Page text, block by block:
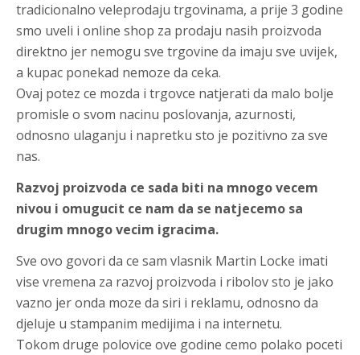
tradicionalno veleprodaju trgovinama, a prije 3 godine
smo uveli i online shop za prodaju nasih proizvoda
direktno jer nemogu sve trgovine da imaju sve uvijek,
a kupac ponekad nemoze da ceka.
Ovaj potez ce mozda i trgovce natjerati da malo bolje
promisle o svom nacinu poslovanja, azurnosti,
odnosno ulaganju i napretku sto je pozitivno za sve
nas.
Razvoj proizvoda ce sada biti na mnogo vecem
nivou i omugucit ce nam da se natjecemo sa
drugim mnogo vecim igracima.
Sve ovo govori da ce sam vlasnik Martin Locke imati
vise vremena za razvoj proizvoda i ribolov sto je jako
vazno jer onda moze da siri i reklamu, odnosno da
djeluje u stampanim medijima i na internetu.
Tokom druge polovice ove godine cemo polako poceti